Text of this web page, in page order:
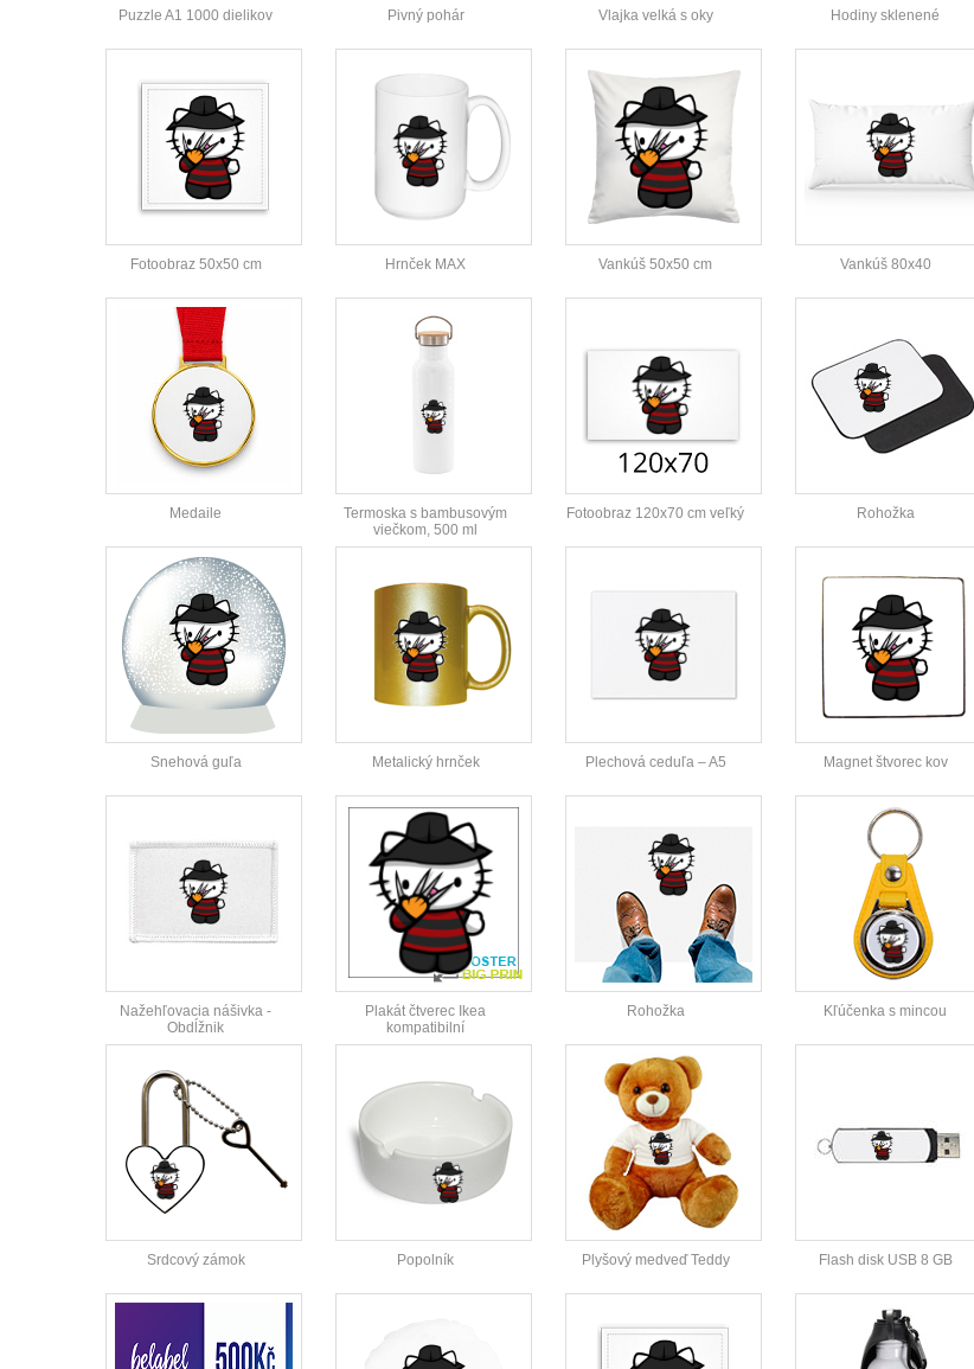
Puzzle A1 1000 dielikov Pivný pohár Vlajka velká s oky Hodiny sklenené
Fotoobraz 50x50 cm Hrnček MAX Vankúš 50x50 cm Vankúš 80x40
Medaile
Termoska s bambusovým
viečkom, 500 ml
Fotoobraz 120x70 cm veľký Rohožka
Snehová guľa Metalický hrnček Plechová ceduľa – A5 Magnet štvorec kov
Nažehľovacia nášivka -
Obdĺžnik
Plakát čtverec Ikea
kompatibilní
Rohožka Kľúčenka s mincou
Srdcový zámok Popolník Plyšový medveď Teddy Flash disk USB 8 GB